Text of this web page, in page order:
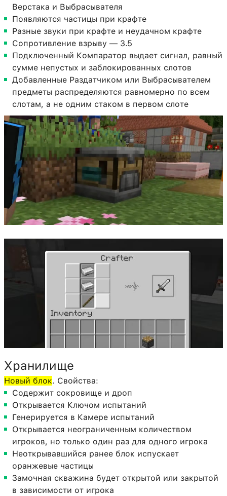
Верстака и Выбрасывателя
Появляются частицы при крафте
Разные звуки при крафте и неудачном крафте
Сопротивление взрыву — 3.5
Подключенный Компаратор выдает сигнал, равный
сумме непустых и заблокированных слотов
Добавленные Раздатчиком или Выбрасывателем
предметы распределяются равномерно по всем
слотам, а не одним стаком в первом слоте
Хранилище
Новый блок. Свойства:
Содержит сокровище и дроп
Открывается Ключом испытаний
Генерируется в Камере испытаний
Открывается неограниченным количеством
игроков, но только один раз для одного игрока
Неоткрывавшийся ранее блок испускает
оранжевые частицы
Замочная скважина будет открытой или закрытой
в зависимости от игрока